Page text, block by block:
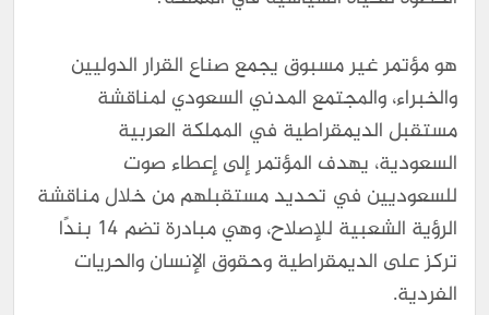
هو مؤتمر غير مسبوق يجمع صناع القرار الدوليين
والخبراء، والمجتمع المدني السعودي لمناقشة
مستقبل الديمقراطية في المملكة العربية
السعودية، يهدف المؤتمر إلى إعطاء صوت
للسعوديين في تحديد مستقبلهم من خلال مناقشة
الرؤية الشعبية للإصلاح، وهي مبادرة تضم 14 بندًا
تركز على الديمقراطية وحقوق الإنسان والحريات
الفردية.